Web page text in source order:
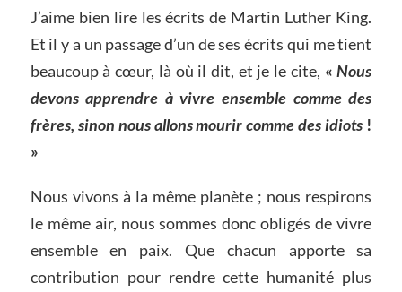
J’aime bien lire les écrits de Martin Luther King.
Et il y a un passage d’un de ses écrits qui me tient
beaucoup à cœur, là où il dit, et je le cite, «Nous
devons apprendre à vivre ensemble comme des
frères, sinon nous allons mourir comme des idiots !
»
Nous vivons à la même planète ; nous respirons
le même air, nous sommes donc obligés de vivre
ensemble en paix. Que chacun apporte sa
contribution pour rendre cette humanité plus